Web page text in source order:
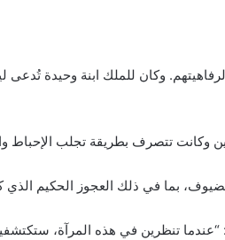
وكان للملك ابنة وحيدة تُدعى
وكانت تتصرف بطريقة تجلب
بما في ذلك العجوز الحكيم
تنظرين في هذه المرآة،